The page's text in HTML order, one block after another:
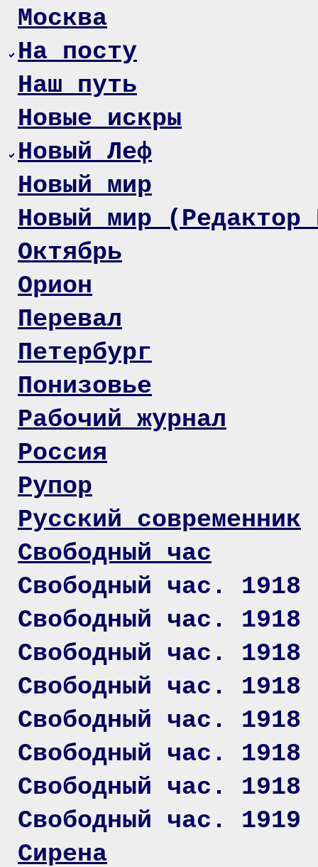
Москва
На посту
Наш путь
Новые искры
Новый Леф
Новый мир
Новый мир
Октябрь
Орион
Перевал
Петербург
Понизовье
Рабочий журнал
Россия
Рупор
Русский современник
Свободный час
Свободный час.
Свободный час.
Свободный час.
Свободный час.
Свободный час.
Свободный час.
Свободный час.
Свободный час.
Сирена